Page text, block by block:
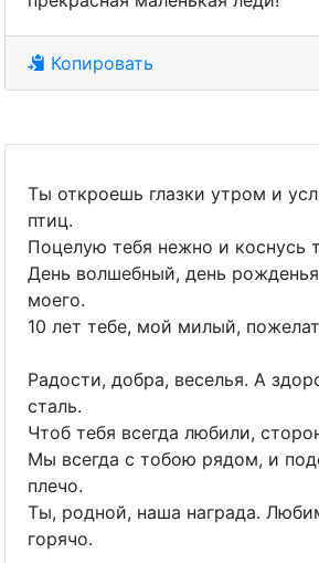
Копировать
Ты откроешь глазки утром и
птиц.
Поцелую тебя нежно и коснусь
День волшебный, день
моего.
10 лет тебе, мой милый,
Радости, добра, веселья. А
сталь.
Чтоб тебя всегда любили,
Мы всегда с тобою рядом, и
плечо.
Ты, родной, наша награда.
горячо.